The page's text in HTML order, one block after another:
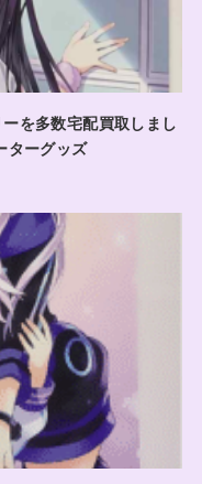
を多数宅配買取しまし
ターグッズ